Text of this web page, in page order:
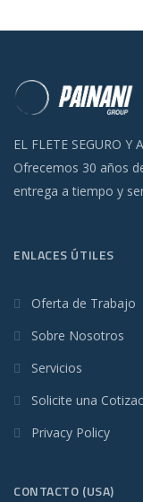
EL FLETE SEGURO Y
Ofrecemos 30 años
entrega a tiempo y
ENLACES ÚTILES
Oferta de Trabajo
Sobre Nosotros
Servicios
Solicite una
Privacy Policy
CONTACTO (USA)